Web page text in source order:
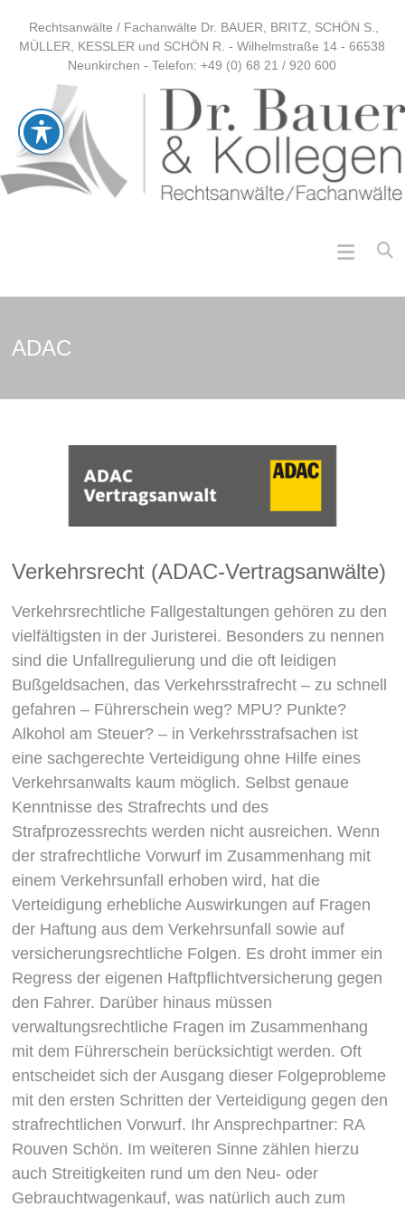
Rechtsanwälte / Fachanwälte Dr. BAUER, BRITZ, SCHÖN S.,
MÜLLER, KESSLER und SCHÖN R. - Wilhelmstraße 14 - 66538
Neunkirchen - Telefon: +49 (0) 68 21 / 920 600
ADAC
Verkehrsrecht (ADAC-Vertragsanwälte)
Verkehrsrechtliche Fallgestaltungen gehören zu den
vielfältigsten in der Juristerei. Besonders zu nennen
sind die Unfallregulierung und die oft leidigen
Bußgeldsachen, das Verkehrsstrafrecht – zu schnell
gefahren – Führerschein weg? MPU? Punkte?
Alkohol am Steuer? – in Verkehrsstrafsachen ist
eine sachgerechte Verteidigung ohne Hilfe eines
Verkehrsanwalts kaum möglich. Selbst genaue
Kenntnisse des Strafrechts und des
Strafprozessrechts werden nicht ausreichen. Wenn
der strafrechtliche Vorwurf im Zusammenhang mit
einem Verkehrsunfall erhoben wird, hat die
Verteidigung erhebliche Auswirkungen auf Fragen
der Haftung aus dem Verkehrsunfall sowie auf
versicherungsrechtliche Folgen. Es droht immer ein
Regress der eigenen Haftpflichtversicherung gegen
den Fahrer. Darüber hinaus müssen
verwaltungsrechtliche Fragen im Zusammenhang
mit dem Führerschein berücksichtigt werden. Oft
entscheidet sich der Ausgang dieser Folgeprobleme
mit den ersten Schritten der Verteidigung gegen den
strafrechtlichen Vorwurf. Ihr Ansprechpartner: RA
Rouven Schön. Im weiteren Sinne zählen hierzu
auch Streitigkeiten rund um den Neu- oder
Gebrauchtwagenkauf, was natürlich auch zum